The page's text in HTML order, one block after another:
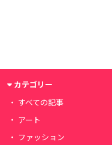
カテゴリー
すべての記事
アート
ファッション